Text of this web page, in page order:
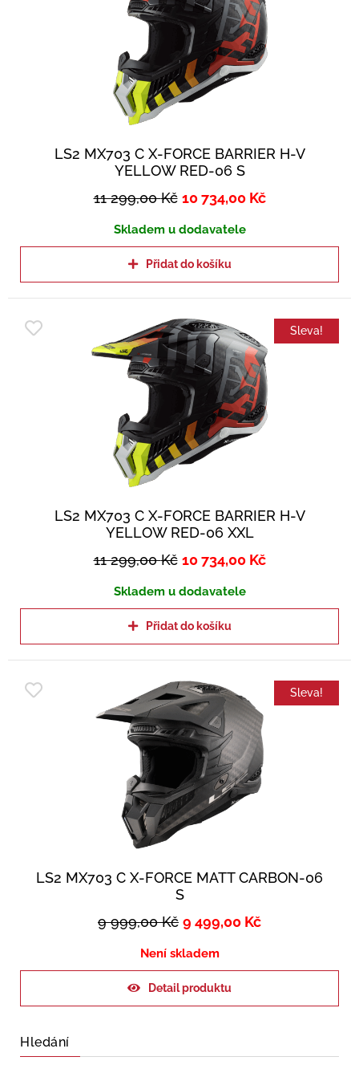
LS2 MX703 C X-FORCE BARRIER H-V
YELLOW RED-06 S
11 299,00Kč 10 734,00 Kč
Skladem u dodavatele
Přidat do košíku
Sleva!
LS2 MX703 C X-FORCE BARRIER H-V
YELLOW RED-06 XXL
11 299,00Kč 10 734,00 Kč
Skladem u dodavatele
Přidat do košíku
Sleva!
LS2 MX703 C X-FORCE MATT CARBON-06
S
9 999,00Kč 9 499,00 Kč
Není skladem
Detail produktu
Hledání